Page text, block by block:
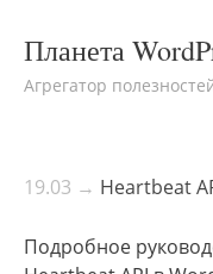
Планета
Агрегатор
19.03 → Heartbeat
Подробное